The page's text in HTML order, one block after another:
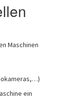
Maschinen
ein